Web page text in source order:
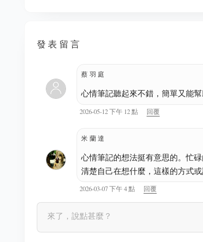
發表留言
蔡羽庭
心情筆記聽起來不錯，簡單又能
2026-05-12 下午 12 點 回覆
米蘭達
心情筆記的想法挺有意思的。忙
清楚自己在想什麼，這樣的方式或
2026-03-07 下午 4 點 回覆